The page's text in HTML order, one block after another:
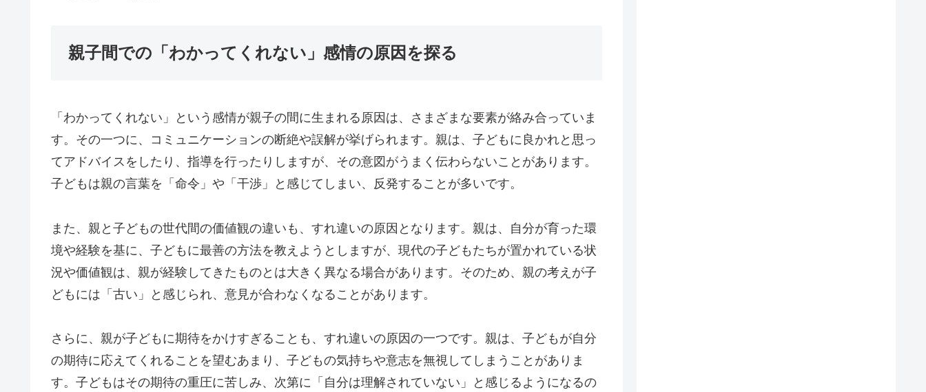
親子間での「わかってくれない」感情の原因を探る
「わかってくれない」という感情が親子の間に生まれる原因は、さまざまな要素が絡み合っていま
す。その一つに、コミュニケーションの断絶や誤解が挙げられます。親は、子どもに良かれと思っ
てアドバイスをしたり、指導を行ったりしますが、その意図がうまく伝わらないことがあります。
子どもは親の言葉を「命令」や「干渉」と感じてしまい、反発することが多いです。
また、親と子どもの世代間の価値観の違いも、すれ違いの原因となります。親は、自分が育った環
境や経験を基に、子どもに最善の方法を教えようとしますが、現代の子どもたちが置かれている状
況や価値観は、親が経験してきたものとは大きく異なる場合があります。そのため、親の考えが子
どもには「古い」と感じられ、意見が合わなくなることがあります。
さらに、親が子どもに期待をかけすぎることも、すれ違いの原因の一つです。親は、子どもが自分
の期待に応えてくれることを望むあまり、子どもの気持ちや意志を無視してしまうことがありま
す。子どもはその期待の重圧に苦しみ、次第に「自分は理解されていない」と感じるようになるの